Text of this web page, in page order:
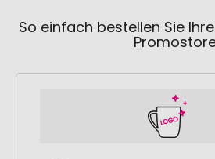
So einfach bestellen Sie